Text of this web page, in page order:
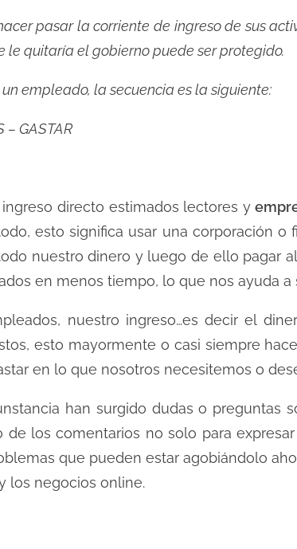
pasar la corriente de ingreso de sus
quitaría el gobierno puede ser protegido.
empleado, la secuencia es la siguiente:
– GASTAR
directo estimados lectores y
esto significa usar una corporación o
nuestro dinero y luego de ello pagar
en menos tiempo, lo que nos ayuda a
nuestro ingreso…es decir el
esto mayormente o casi siempre
en lo que nosotros necesitemos o
han surgido dudas o preguntas
los comentarios no solo para
que pueden estar agobiándolo
los negocios online.